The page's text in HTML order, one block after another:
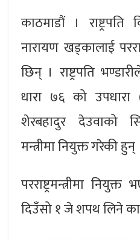
काठमाडौं । राष्ट्रपति
नारायण खड्कालाई
छिन् । राष्ट्रपति
धारा ७६ को उपधारा
शेरबहादुर देउवाको
मन्त्रीमा नियुक्त गरेकी हुन्
परराष्ट्रमन्त्रीमा
दिउँसो १ जे शपथ लिने